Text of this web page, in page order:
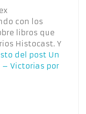
con los
libros que
Histocast. Y
del post Un
– Victorias por